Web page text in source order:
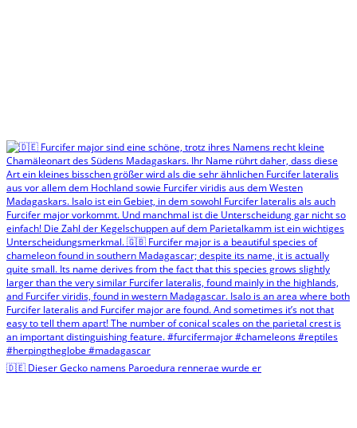
🇩🇪 Dieser Gecko namens Paroedura rennerae wurde er